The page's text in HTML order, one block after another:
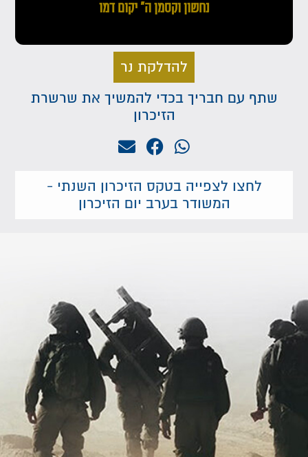
נחשון וקסמן ה" יקום דמו
להדלקת נר
שתף עם חבריך בכדי להמשיך את שרשרת
הזיכרון
לחצו לצפייה בטקס הזיכרון השנתי -
המשודר בערב יום הזיכרון